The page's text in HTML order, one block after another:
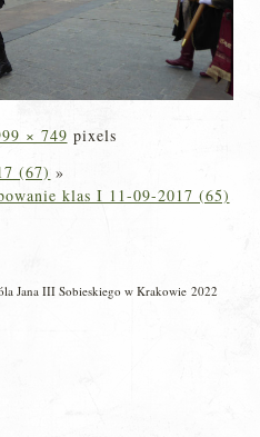
× 749 pixels
(67) »
klas I 11-09-2017 (65)
Jana III Sobieskiego w Krakowie 2022